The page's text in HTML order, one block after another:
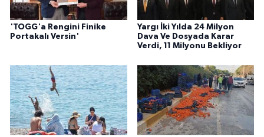
'TOGG'a Rengini Finike
Portakalı Versin'
Yargı İki Yılda 24 Milyon
Dava Ve Dosyada Karar
Verdi, 11 Milyonu Bekliyor